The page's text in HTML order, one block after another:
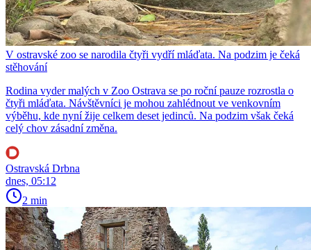
V ostravské zoo se narodila čtyři vydří mláďata. Na podzim je čeká
stěhování
Rodina vyder malých v Zoo Ostrava se po roční pauze rozrostla o
čtyři mláďata. Návštěvníci je mohou zahlédnout ve venkovním
výběhu, kde nyní žije celkem deset jedinců. Na podzim však čeká
celý chov zásadní změna.
Ostravská Drbna
dnes, 05:12
2 min